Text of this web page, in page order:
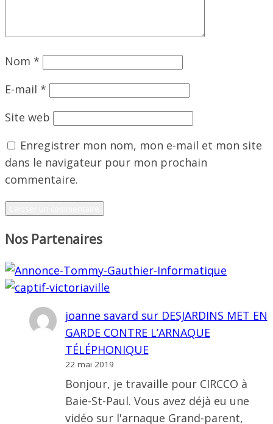
Nom *
E-mail *
Site web
Enregistrer mon nom, mon e-mail et mon site
dans le navigateur pour mon prochain
commentaire.
Nos Partenaires
joanne savard sur DESJARDINS MET EN
GARDE CONTRE L’ARNAQUE
TÉLÉPHONIQUE
22 mai 2019
Bonjour, je travaille pour CIRCCO à
Baie-St-Paul. Vous avez déjà eu une
vidéo sur l'arnaque Grand-parent,